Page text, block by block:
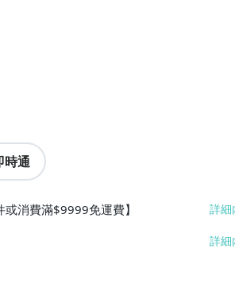
時通
消費滿$9999免運費】